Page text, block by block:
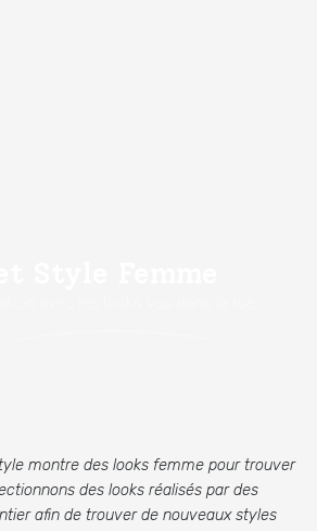
montre des looks femme pour trouver
des looks réalisés par des
afin de trouver de nouveaux styles